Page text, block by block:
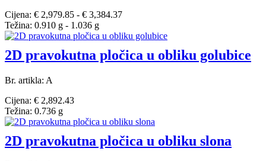
Cijena: € 2,979.85 - € 3,384.37
Težina: 0.910 g - 1.036 g
2D pravokutna pločica u obliku golubice
Br. artikla: A
Cijena: € 2,892.43
Težina: 0.736 g
2D pravokutna pločica u obliku slona